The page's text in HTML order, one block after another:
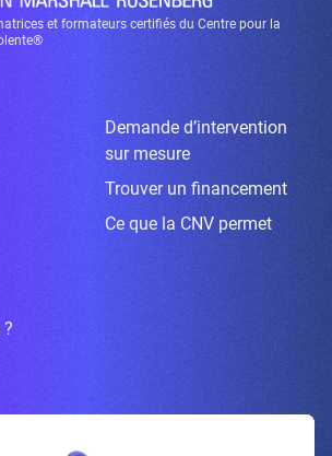
et formateurs certifiés du Centre pour la
Demande d’intervention
sur mesure
Trouver un financement
Ce que la CNV permet